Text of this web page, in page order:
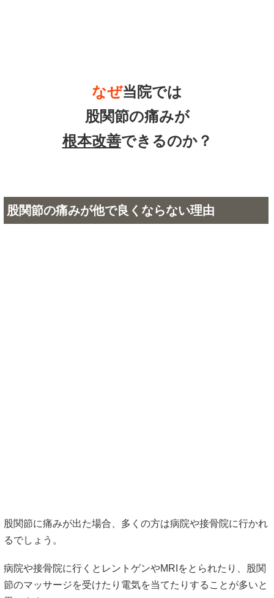
なぜ当院では
股関節の痛みが
根本改善できるのか？
股関節の痛みが他で良くならない理由
股関節に痛みが出た場合、多くの方は病院や接骨院に行かれ
るでしょう。
病院や接骨院に行くとレントゲンやMRIをとられたり、股関
節のマッサージを受けたり電気を当てたりすることが多いと